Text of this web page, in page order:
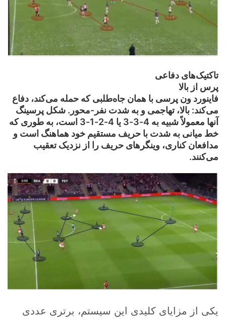
تاکتیک‌های دفاعی
پرس از بالا
فاینورد ون پرسی با همان جاه‌طلبی که حمله می‌کند، دفاع
می‌کند: بالا، تهاجمی و به شدت نفر-محور. شکل پرسینگ
آنها معمولاً شبیه به 4-3-3 یا 4-2-1-3 است، به طوری که
خط میانی به شدت با حریف مستقیم خود هماهنگ است و
مدافعان کناری، وینگرهای حریف را از نزدیک تعقیب
می‌کنند.
یکی از مزایای کلیدی این سیستم، برتری عددی